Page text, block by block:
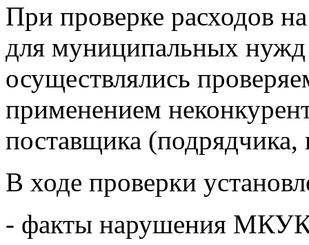
При проверке расходов
для муниципальных нужд
осуществлялись
применением
поставщика (подрядчика,
В ходе проверки
- факты нарушения